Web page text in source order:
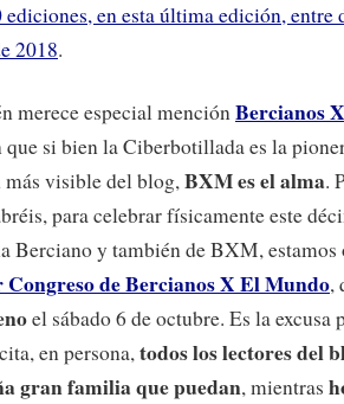
ediciones, en esta última edición,
2018.
merece especial menciónBercianos
que si bien la Ciberbotillada es la
más visible del blog,BXM es el alma.
para celebrar físicamente este
Berciano y también de BXM, estamos
de Bercianos X El Mundo,
el sábado 6 de octubre. Es la excusa
en persona,todos los lectores del
gran familia que puedan, mientras